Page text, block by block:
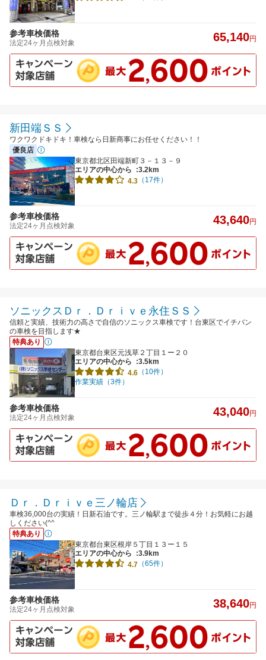
参考車検価格
法定24ヶ月点検対象 65,140円
新田端ＳＳ
ワクワクドキドキ！車検なら日新商事にお任せください！！
優良店
東京都北区田端新町３－１３－９
エリアの中心から
:3.2km
4.3 （17件）
参考車検価格
法定24ヶ月点検対象 43,640円
ソニックスＤｒ．Ｄｒｉｖｅ永住ＳＳ
信頼と実績、技術力の高さで自信のソニックス車検です！台東区でイチバン
の車検を目指します★
特典あり
東京都台東区元浅草２丁目１ー２０
エリアの中心から
:3.5km
4.6 （10件）
作業実績（3件）
参考車検価格
法定24ヶ月点検対象 43,040円
Ｄｒ．Ｄｒｉｖｅ三ノ輪店
車検36,000台の実績！日新石油です。三ノ輪駅まで徒歩４分！お気軽にお越
しください(^^
特典あり
東京都台東区根岸５丁目１３ー１５
エリアの中心から
:3.9km
4.7 （65件）
参考車検価格
法定24ヶ月点検対象 38,640円